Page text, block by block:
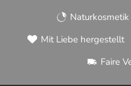
Naturkosmetik
Mit Liebe hergestellt
Faire